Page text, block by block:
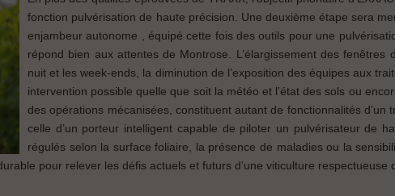
fonction pulvérisation de haute précision. Une deuxième étape sera
enjambeur autonome , équipé cette fois des outils pour une
répond bien aux attentes de Montrose. L’élargissement des
nuit et les week-ends, la diminution de l’exposition des équipes aux
intervention possible quelle que soit la météo et l’état des sols ou
des opérations mécanisées, constituent autant de fonctionnalités
celle d’un porteur intelligent capable de piloter un pulvérisateur de
régulés selon la surface foliaire, la présence de maladies ou la
pour relever les défis actuels et futurs d’une viticulture respectueuse